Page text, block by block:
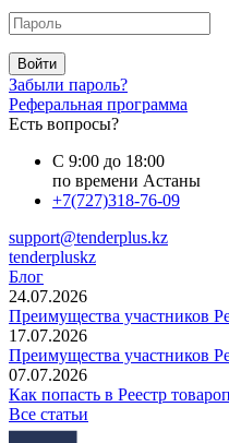
Войти
Забыли пароль?
Реферальная программа
Есть вопросы?
С 9:00 до 18:00
по времени Астаны
+7(727)318-76-09
support@tenderplus.kz
tenderpluskz
Блог
24.07.2026
Преимущества участников
17.07.2026
Преимущества участников
07.07.2026
Как попасть в Реестр
Все статьи